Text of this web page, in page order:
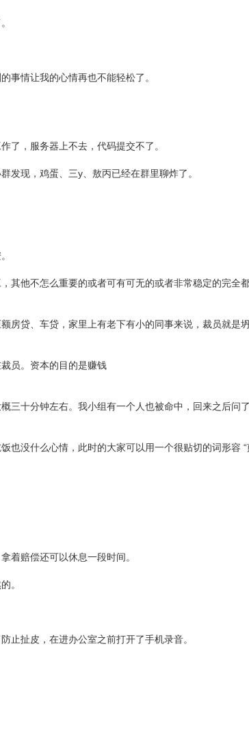
事情让我的心情再也不能轻松了。
了，服务器上不去，代码提交不了。
发现，鸡蛋、三y、敖丙已经在群里聊炸了。
其他不怎么重要的或者可有可无的或者非常稳定的完全
房贷、车贷，家里上有老下有小的同事来说，裁员就是
员。资本的目的是赚钱
三十分钟左右。我小组有一个人也被命中，回来之后问
也没什么心情，此时的大家可以用一个很贴切的词形容 “
着赔偿还可以休息一段时间。
。
止扯皮，在进办公室之前打开了手机录音。